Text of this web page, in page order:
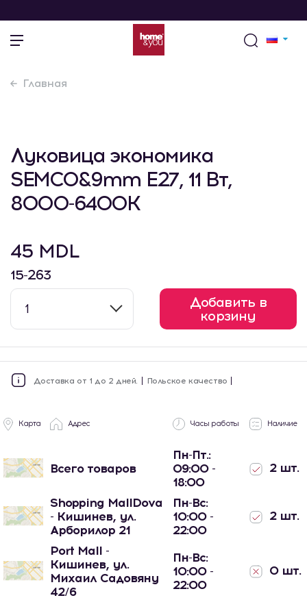
Главная
Луковица экономика
SEMCO&9mm E27, 11 Вт,
8000-6400K
45 MDL
15-263
1
Добавить в
корзину
Доставка от 1 до 2 дней. Польское качество
Карта Адрес Часы работы Наличие
Всего товаров
Пн-Пт.:
09:00 -
18:00
2 шт.
Shopping MallDova
- Кишинев, ул.
Арборилор 21
Пн-Вс:
10:00 -
22:00
2 шт.
Port Mall -
Кишинев, ул.
Михаил Садовяну
42/6
Пн-Вс:
10:00 -
22:00
0 шт.